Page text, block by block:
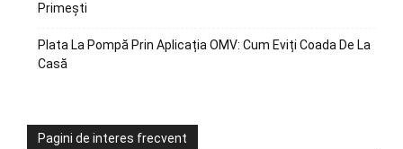
Primești
Plata La Pompă Prin Aplicația OMV: Cum Eviți Coada De La
Casă
Pagini de interes frecvent